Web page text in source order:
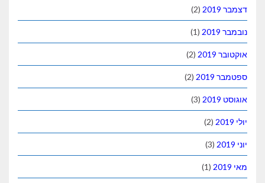
דצמבר 2019 (2)
נובמבר 2019 (1)
אוקטובר 2019 (2)
ספטמבר 2019 (2)
אוגוסט 2019 (3)
יולי 2019 (2)
יוני 2019 (3)
מאי 2019 (1)